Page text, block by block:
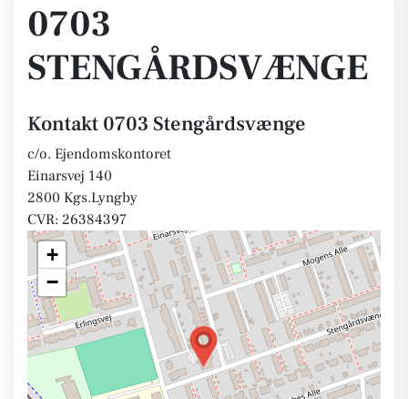
0703
STENGÅRDSVÆNGE
Kontakt 0703 Stengårdsvænge
c/o. Ejendomskontoret
Einarsvej 140
2800 Kgs.Lyngby
CVR: 26384397
+
−